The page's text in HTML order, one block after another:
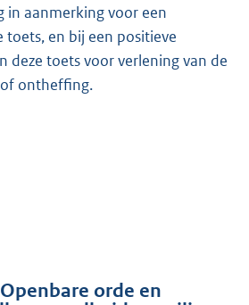
in aanmerking voor een
toets, en bij een positieve
deze toets voor verlening van de
ontheffing.
orde en